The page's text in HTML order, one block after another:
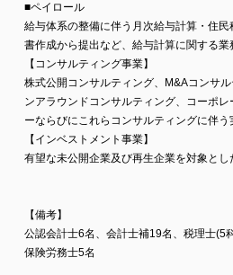
■ペイロール
給与体系の整備に伴う月次給与計算・住
書作成から提出など、給与計算に関する業
【コンサルティング事業】
株式公開コンサルティング、M&Aコンサ
ンアラウンドコンサルティング、コーポ
ーならびにこれらコンサルティングに伴う
【インベストメント事業】
有望な未公開企業及び再生企業を対象とし
【備考】
公認会計士6名、会計士補19名、税理士(5
保険労務士5名